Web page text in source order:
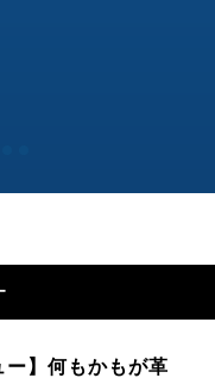
ー】何もかもが革